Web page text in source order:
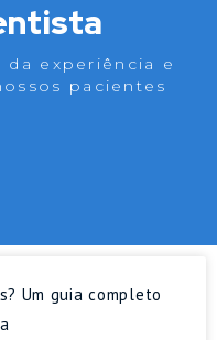
experiência e
pacientes
Um guia completo